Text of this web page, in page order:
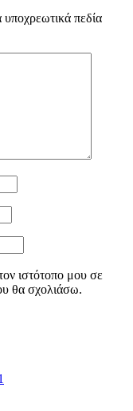
υποχρεωτικά πεδία
ιστότοπο μου σε
θα σχολιάσω.